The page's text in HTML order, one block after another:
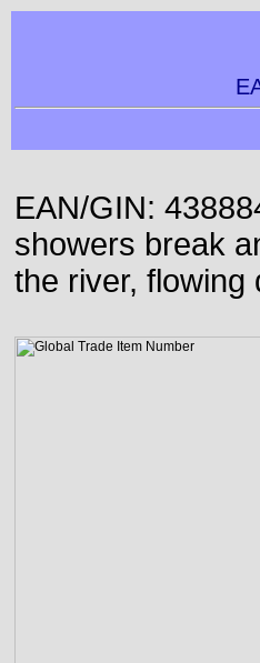
EAN/GIN:
showers break
the river, flowing